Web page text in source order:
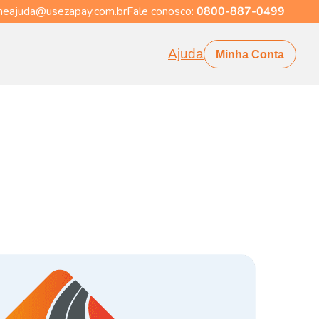
Fale conosco: 0800-887-0499
Ajuda Minha Conta